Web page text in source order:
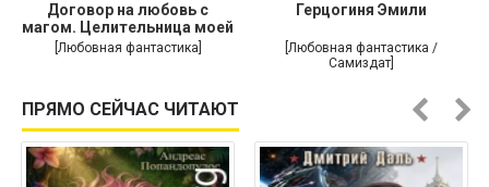
Договор на любовь с
магом. Целительница моей
души
[Любовная фантастика]
Герцогиня Эмили
[Любовная фантастика /
Самиздат]
ПРЯМО СЕЙЧАС ЧИТАЮТ